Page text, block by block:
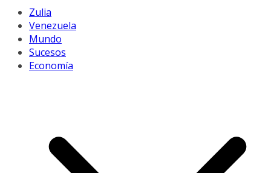
Zulia
Venezuela
Mundo
Sucesos
Economía